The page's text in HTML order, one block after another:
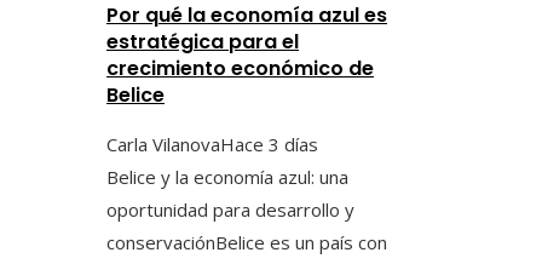
Por qué la economía azul es
estratégica para el
crecimiento económico de
Belice
Carla VilanovaHace 3 días
Belice y la economía azul: una
oportunidad para desarrollo y
conservaciónBelice es un país con